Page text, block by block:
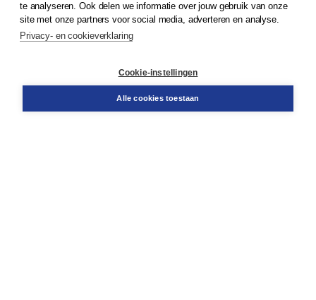
Klantenservice
Service & informatie
Contact
te analyseren. Ook delen we informatie over jouw gebruik van onze
site met onze partners voor social media, adverteren en analyse.
Privacy- en cookieverklaring
Cookie-instellingen
Alle cookies toestaan